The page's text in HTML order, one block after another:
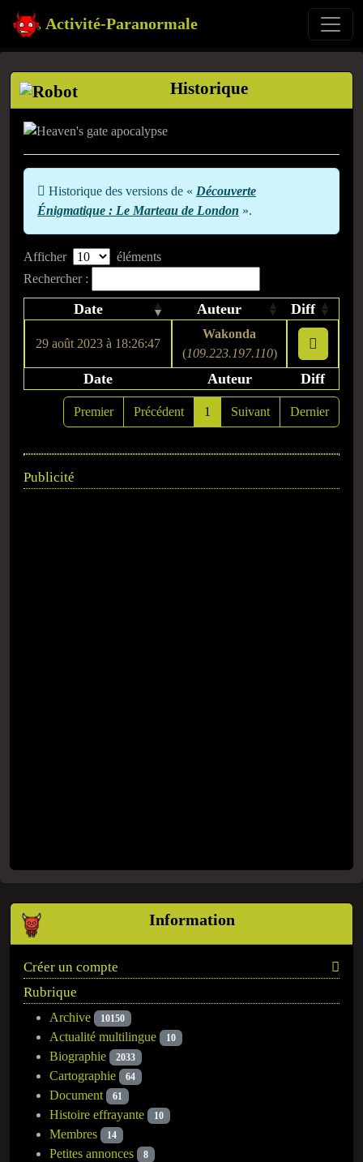
Activité-Paranormale
Information
Créer un compte
Rubrique
Archive 10150
Actualité multilingue 10
Biographie 2033
Cartographie 64
Document 61
Histoire effrayante 10
Membres 14
Petites annonces 8
Historique
Historique des versions de « Découverte
Énigmatique : Le Marteau de London ».
Afficher
éléments
Rechercher :
Date Auteur Diff
29 août 2023 à 18:26:47
Wakonda
(109.223.197.110)
Date Auteur Diff
Premier Précédent 1 Suivant Dernier
Publicité